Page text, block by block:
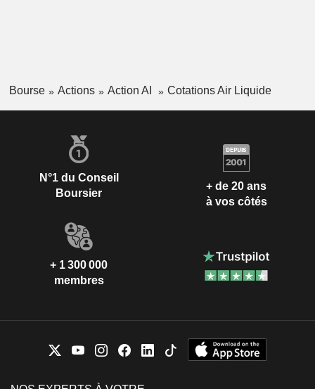
Bourse Actions Action AI Cotations Air Liquide
N°1 du Conseil
Boursier
+ de 20 ans
à vos côtés
+ 1 300 000
membres